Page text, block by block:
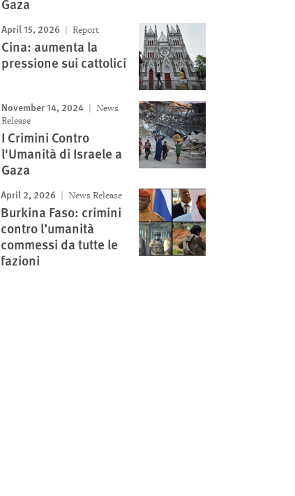
April 15, 2026 Report
Cina: aumenta la
pressione sui cattolici
November 14, 2024
News
Release
I Crimini Contro
l'Umanità di Israele a
Gaza
April 2, 2026 News Release
Burkina Faso: crimini
contro l’umanità
commessi da tutte le
fazioni